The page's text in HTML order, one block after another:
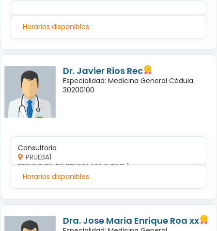
Horarios disponibles
Dr. Javier Rios Rec
Especialidad: Medicina General Cédula:
30200100
Consultorio
PRUEBA1
DIRECCION DE PRUEBA NUMMERO 1
Horarios disponibles
Dra. Jose Maria Enrique Roa xx